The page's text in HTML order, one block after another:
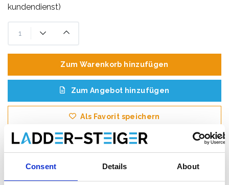
Consent Details About
kundendienst)
Zum Warenkorb hinzufügen
Zum Angebot hinzufügen
Als Favorit speichern
Produktinformation Ähnliche Produkte